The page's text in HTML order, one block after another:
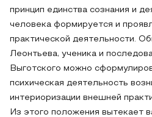
принцип единства сознания и
человека формируется и
практической деятельности.
Леонтьева, ученика и
Выготского можно
психическая деятельность
интериоризации внешней
Из этого положения вытекает